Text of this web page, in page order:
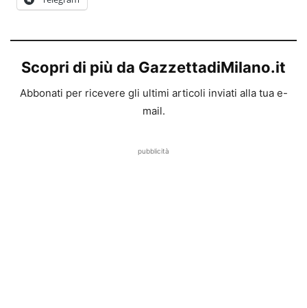
Scopri di più da GazzettadiMilano.it
Abbonati per ricevere gli ultimi articoli inviati alla tua e-
mail.
pubblicità